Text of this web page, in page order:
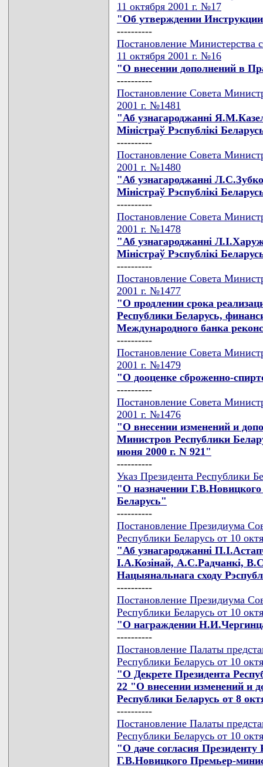
11 октября 2001 г. №17
"Об утверждении
----------
Постановление Министерства
11 октября 2001 г. №16
"О внесении дополнений в
----------
Постановление Совета
2001 г. №1481
"Аб узнагароджаннi
Мiнiстраў Рэспублiкi
----------
Постановление Совета
2001 г. №1480
"Аб узнагароджаннi
Мiнiстраў Рэспублiкi
----------
Постановление Совета
2001 г. №1478
"Аб узнагароджаннi
Мiнiстраў Рэспублiкi
----------
Постановление Совета
2001 г. №1477
"О продлении срока
Республики Беларусь,
Международного банка
----------
Постановление Совета
2001 г. №1479
"О дооценке сброженно-
----------
Постановление Совета
2001 г. №1476
"О внесении изменений и
Министров Республики
июня 2000 г. N 921"
----------
Указ Президента Республики
"О назначении
Беларусь"
----------
Постановление Президиума
Республики Беларусь от 10
"Аб узнагароджаннi
I.А.Козiнай, А.С.Радчанкi,
Нацыянальнага сходу
----------
Постановление Президиума
Республики Беларусь от 10
"О награждении
----------
Постановление Палаты
Республики Беларусь от 10
"О Декрете Президента
22 "О внесении изменений и
Республики Беларусь от 8
----------
Постановление Палаты
Республики Беларусь от 10
"О даче согласия Президенту
Г.В.Новицкого Премьер-